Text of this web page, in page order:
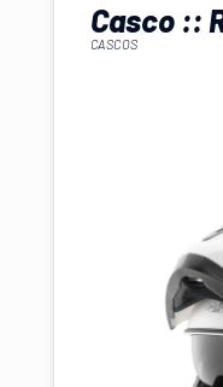
Casco ::
CASCOS